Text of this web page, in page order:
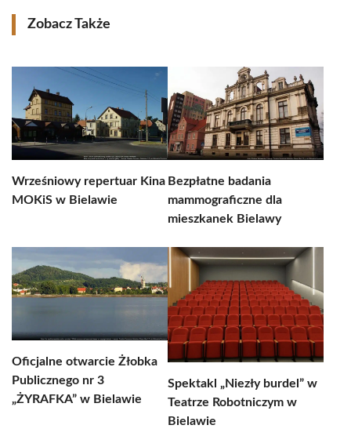
Zobacz Także
Wrześniowy repertuar Kina
MOKiS w Bielawie
Bezpłatne badania
mammograficzne dla
mieszkanek Bielawy
Oficjalne otwarcie Żłobka
Publicznego nr 3
„ŻYRAFKA” w Bielawie
Spektakl „Niezły burdel” w
Teatrze Robotniczym w
Bielawie